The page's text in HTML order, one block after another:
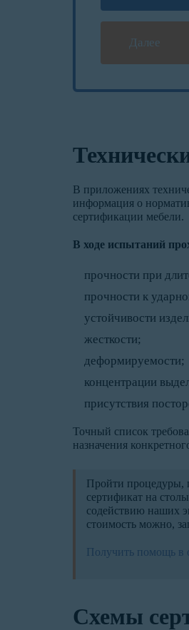
Далее
В приложениях
информация о
сертификации мебели.
В ходе испытаний
прочности при
прочности к
устойчивости
жесткости;
деформируемости;
концентрации
присутствия
Точный список
назначения
Пройти процедуры,
сертификат на
содействию наших
стоимость можно,
Получить помощь в
Схемы